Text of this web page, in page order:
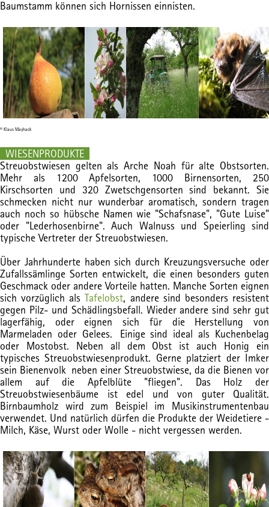
Baumstamm können sich Hornissen einnisten.
© Klaus Mayhack
WIESENPRODUKTE
Streuobstwiesen gelten als Arche Noah für alte Obstsorten.
Mehr als 1200 Apfelsorten, 1000 Birnensorten, 250
Kirschsorten und 320 Zwetschgensorten sind bekannt. Sie
schmecken nicht nur wunderbar aromatisch, sondern tragen
auch noch so hübsche Namen wie "Schafsnase", "Gute Luise"
oder "Lederhosenbirne". Auch Walnuss und Speierling sind
typische Vertreter der Streuobstwiesen.
Über Jahrhunderte haben sich durch Kreuzungsversuche oder
Zufallssämlinge Sorten entwickelt, die einen besonders guten
Geschmack oder andere Vorteile hatten. Manche Sorten eignen
sich vorzüglich alsTafelobst, andere sind besonders resistent
gegen Pilz- und Schädlingsbefall. Wieder andere sind sehr gut
lagerfähig, oder eignen sich für die Herstellung von
Marmeladen oder Gelees. Einige sind ideal als Kuchenbelag
oder Mostobst. Neben all dem Obst ist auch Honig ein
typisches Streuobstwiesenprodukt. Gerne platziert der Imker
sein Bienenvolk neben einer Streuobstwiese, da die Bienen vor
allem auf die Apfelblüte "fliegen". Das Holz der
Streuobstwiesenbäume ist edel und von guter Qualität.
Birnbaumholz wird zum Beispiel im Musikinstrumentenbau
verwendet. Und natürlich dürfen die Produkte der Weidetiere -
Milch, Käse, Wurst oder Wolle - nicht vergessen werden.